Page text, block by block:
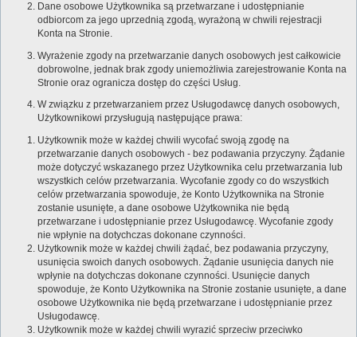
Dane osobowe Użytkownika są przetwarzane i udostępnianie
odbiorcom za jego uprzednią zgodą, wyrażoną w chwili rejestracji
Konta na Stronie.
Wyrażenie zgody na przetwarzanie danych osobowych jest całkowicie
dobrowolne, jednak brak zgody uniemożliwia zarejestrowanie Konta na
Stronie oraz ogranicza dostęp do części Usług.
W związku z przetwarzaniem przez Usługodawcę danych osobowych,
Użytkownikowi przysługują następujące prawa:
Użytkownik może w każdej chwili wycofać swoją zgodę na
przetwarzanie danych osobowych - bez podawania przyczyny. Żądanie
może dotyczyć wskazanego przez Użytkownika celu przetwarzania lub
wszystkich celów przetwarzania. Wycofanie zgody co do wszystkich
celów przetwarzania spowoduje, że Konto Użytkownika na Stronie
zostanie usunięte, a dane osobowe Użytkownika nie będą
przetwarzane i udostępnianie przez Usługodawcę. Wycofanie zgody
nie wpłynie na dotychczas dokonane czynności.
Użytkownik może w każdej chwili żądać, bez podawania przyczyny,
usunięcia swoich danych osobowych. Żądanie usunięcia danych nie
wpłynie na dotychczas dokonane czynności. Usunięcie danych
spowoduje, że Konto Użytkownika na Stronie zostanie usunięte, a dane
osobowe Użytkownika nie będą przetwarzane i udostępnianie przez
Usługodawcę.
Użytkownik może w każdej chwili wyrazić sprzeciw przeciwko